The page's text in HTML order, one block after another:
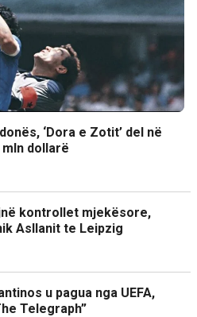
‘Dora e Zotit’ del në
mln dollarë
kontrollet mjekësore,
Asllanit te Leipzig
u pagua nga UEFA,
Telegraph”